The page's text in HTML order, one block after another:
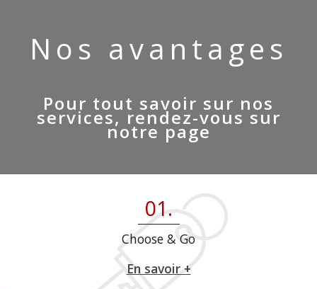
Nos avantages
Pour tout savoir sur nos
services, rendez-vous sur
notre page
01.
Choose & Go
En savoir +